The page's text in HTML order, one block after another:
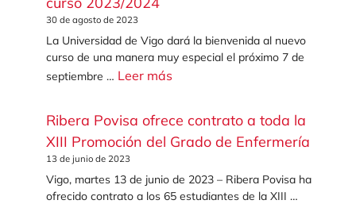
30 de agosto de 2023
La Universidad de Vigo dará la bienvenida al nuevo
curso de una manera muy especial el próximo 7 de
septiembre … Leer más
Ribera Povisa ofrece contrato a toda la
XIII Promoción del Grado de Enfermería
13 de junio de 2023
Vigo, martes 13 de junio de 2023 – Ribera Povisa ha
ofrecido contrato a los 65 estudiantes de la XIII …